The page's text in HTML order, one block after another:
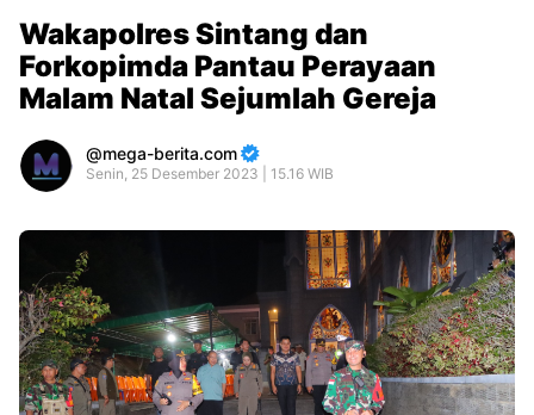
Wakapolres Sintang dan
Forkopimda Pantau Perayaan
Malam Natal Sejumlah Gereja
mega-berita.com
Senin, 25 Desember 2023 | 15.16 WIB